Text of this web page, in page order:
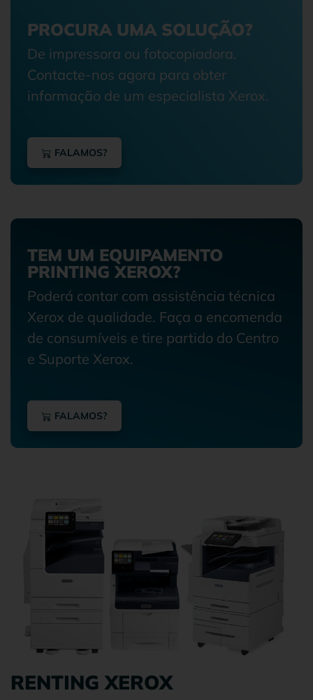
PROCURA UMA SOLUÇÃO?
De impressora ou fotocopiadora.
Contacte-nos agora para obter
informação de um especialista Xerox.
FALAMOS?
TEM UM EQUIPAMENTO
PRINTING XEROX?
Poderá contar com assistência técnica
Xerox de qualidade. Faça a encomenda
de consumíveis e tire partido do Centro
e Suporte Xerox.
FALAMOS?
RENTING XEROX